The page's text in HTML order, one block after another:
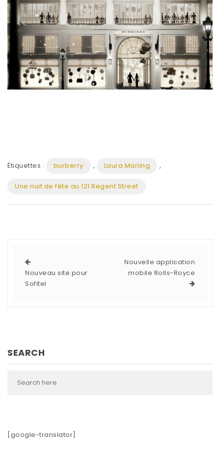
Étiquettes : burberry , Laura Marling ,
Une nuit de fête au 121 Regent Street
Nouveau site pour
Sofitel
Nouvelle application
mobile Rolls-Royce
SEARCH
[google-translator]